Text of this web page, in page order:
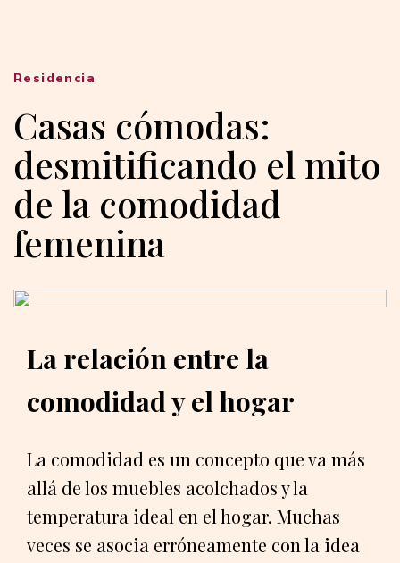
Casas cómodas:
desmitificando el mito
de la comodidad
femenina
Residencia
La relación entre la
comodidad y el hogar
La comodidad es un concepto que va más
allá de los muebles acolchados y la
temperatura ideal en el hogar. Muchas
veces se asocia erróneamente con la idea